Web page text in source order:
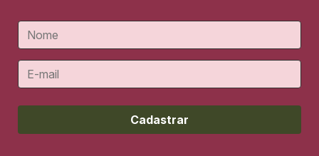
Cadastrar